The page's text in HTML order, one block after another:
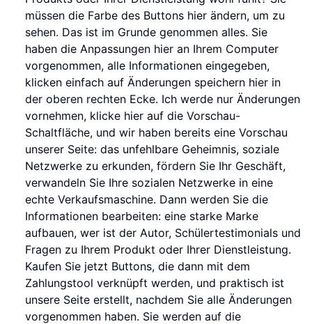
müssen die Farbe des Buttons hier ändern, um zu
sehen. Das ist im Grunde genommen alles. Sie
haben die Anpassungen hier an Ihrem Computer
vorgenommen, alle Informationen eingegeben,
klicken einfach auf Änderungen speichern hier in
der oberen rechten Ecke. Ich werde nur Änderungen
vornehmen, klicke hier auf die Vorschau-
Schaltfläche, und wir haben bereits eine Vorschau
unserer Seite: das unfehlbare Geheimnis, soziale
Netzwerke zu erkunden, fördern Sie Ihr Geschäft,
verwandeln Sie Ihre sozialen Netzwerke in eine
echte Verkaufsmaschine. Dann werden Sie die
Informationen bearbeiten: eine starke Marke
aufbauen, wer ist der Autor, Schülertestimonials und
Fragen zu Ihrem Produkt oder Ihrer Dienstleistung.
Kaufen Sie jetzt Buttons, die dann mit dem
Zahlungstool verknüpft werden, und praktisch ist
unsere Seite erstellt, nachdem Sie alle Änderungen
vorgenommen haben. Sie werden auf die